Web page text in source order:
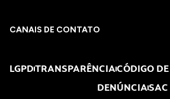
CANAIS DE CONTATO
LGPDTRANSPARÊNCIACÓDIGO
DENÚNCIASAC